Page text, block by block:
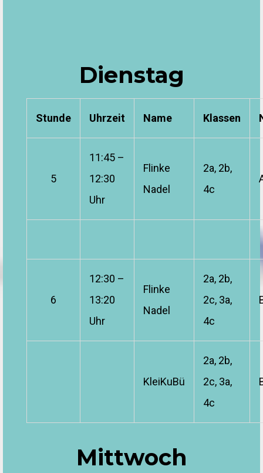
Dienstag
Stunde Uhrzeit Name Klassen
5
11:45 –
12:30
Uhr
Flinke
Nadel
2a, 2b,
4c
6
12:30 –
13:20
Uhr
Flinke
Nadel
2a, 2b,
2c, 3a,
4c
KleiKuBü
2a, 2b,
2c, 3a,
4c
Mittwoch